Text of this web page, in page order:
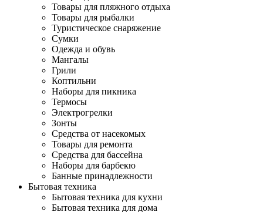
Товары для пляжного отдыха
Товары для рыбалки
Туристическое снаряжение
Сумки
Одежда и обувь
Мангалы
Грили
Коптильни
Наборы для пикника
Термосы
Электрогрелки
Зонты
Средства от насекомых
Товары для ремонта
Средства для бассейна
Наборы для барбекю
Банные принадлежности
Бытовая техника
Бытовая техника для кухни
Бытовая техника для дома